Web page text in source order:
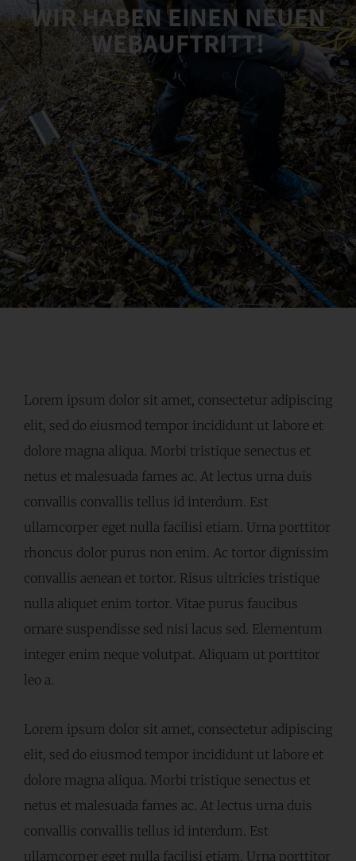
WIR HABEN EINEN NEUEN
WEBAUFTRITT!
Lorem ipsum dolor sit amet, consectetur adipiscing
elit, sed do eiusmod tempor incididunt ut labore et
dolore magna aliqua. Morbi tristique senectus et
netus et malesuada fames ac. At lectus urna duis
convallis convallis tellus id interdum. Est
ullamcorper eget nulla facilisi etiam. Urna porttitor
rhoncus dolor purus non enim. Ac tortor dignissim
convallis aenean et tortor. Risus ultricies tristique
nulla aliquet enim tortor. Vitae purus faucibus
ornare suspendisse sed nisi lacus sed. Elementum
integer enim neque volutpat. Aliquam ut porttitor
leo a.
Lorem ipsum dolor sit amet, consectetur adipiscing
elit, sed do eiusmod tempor incididunt ut labore et
dolore magna aliqua. Morbi tristique senectus et
netus et malesuada fames ac. At lectus urna duis
convallis convallis tellus id interdum. Est
ullamcorper eget nulla facilisi etiam. Urna porttitor